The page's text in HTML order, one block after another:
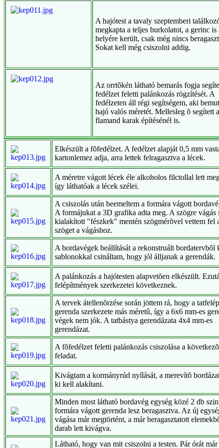
A hajótest a tavaly szeptemberi
megkapta a teljes burkolatot, a gerinc is
helyére került, csak még nincs
Sokat kell még csiszolni addig.
Az orrtõkén látható bemarás fogja
fedélzet feletti palánkozás rögzítését. A
fedélzeten áll régi segítségem, aki
hajó valós méretét. Mellesleg õ segített a
flamand karak építésénél is.
Elkészült a fõfedélzet. A fedélzet alapját 0,5 mm
kartonlemez adja, arra lettek felragasztva a lécek.
A méretre vágott lécek éle alkoholos filctollal lett
így láthatóak a lécek szélei.
A csiszolás után beemeltem a formára vágott
A formájukat a 3D grafika adta meg. A szögre vágás
kialakított "fészkek" mentén szögmérõvel vettem fel
szöget a vágáshoz.
A bordavégek beállítását a rekonstruált bordatervbõl
sablonokkal csináltam, hogy jól álljanak a gerendák.
A palánkozás a hajótesten alapvetõen elkészült.
felépítmények szerkezetei következnek.
A tervek átellenõrzése során jöttem rá, hogy a
gerenda szerkezete más méretû, így a 6x6 mm-es
végek nem jók. A tatbástya gerendázata 4x4 mm-es
gerendázat.
A fõfedélzet feletti palánkozás csiszolása a
feladat.
Kivágtam a kormányrúd nyílását, a merevítõ
ki kell alakítani.
Minden most látható bordavég egység közé 2 db
formára vágott gerenda lesz beragasztva. Az új
vágása már megtörtént, a már beragasztatott
darab lett kivágva.
Látható, hogy van mit csiszolni a testen. Pár órát már